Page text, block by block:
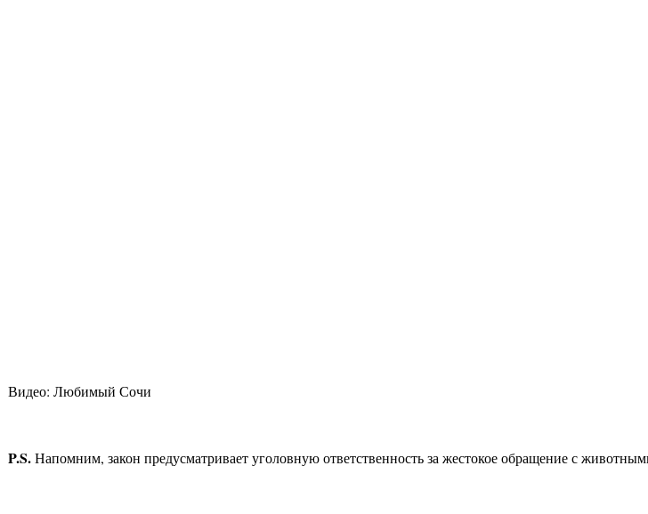
Видео: Любимый Сочи
P.S.Напомним, закон предусматривает уголовную ответственность за жестокое обращение с